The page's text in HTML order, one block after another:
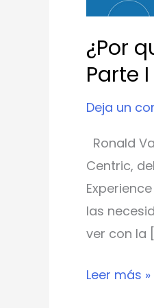
¿Por
Parte I
Deja un
Ronald
Centric,
las
ver con la
Leer más »